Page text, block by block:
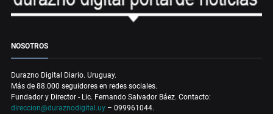
NOSOTROS
Durazno Digital Diario. Uruguay.
Más de 88.000 seguidores en redes sociales.
Fundador y Director - Lic. Fernando Salvador Báez. Contacto:
direccion@duraznodigital.uy – 099961044.